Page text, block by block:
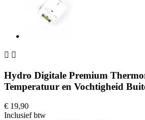
 
Hydro Digitale Premium
Temperatuur en Vochtigheid
€ 19,90
Inclusief btw